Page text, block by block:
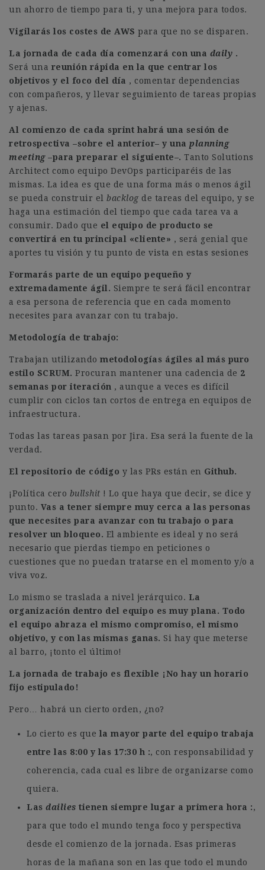
un ahorro de tiempo para ti, y una mejora para todos.
Vigilarás los costes de AWS para que no se disparen.
La jornada de cada día comenzará con una daily .
Será una reunión rápida en la que centrar los
objetivos y el foco del día , comentar dependencias
con compañeros, y llevar seguimiento de tareas propias
y ajenas.
Al comienzo de cada sprint habrá una sesión de
retrospectiva –sobre el anterior– y una planning
meeting –para preparar el siguiente–. Tanto Solutions
Architect como equipo DevOps participaréis de las
mismas. La idea es que de una forma más o menos ágil
se pueda construir el backlog de tareas del equipo, y se
haga una estimación del tiempo que cada tarea va a
consumir. Dado que el equipo de producto se
convertirá en tu principal «cliente» , será genial que
aportes tu visión y tu punto de vista en estas sesiones
Formarás parte de un equipo pequeño y
extremadamente ágil. Siempre te será fácil encontrar
a esa persona de referencia que en cada momento
necesites para avanzar con tu trabajo.
Metodología de trabajo:
Trabajan utilizando metodologías ágiles al más puro
estilo SCRUM. Procuran mantener una cadencia de 2
semanas por iteración , aunque a veces es difícil
cumplir con ciclos tan cortos de entrega en equipos de
infraestructura.
Todas las tareas pasan por Jira. Esa será la fuente de la
verdad.
El repositorio de código y las PRs están en Github.
¡Política cero bullshit ! Lo que haya que decir, se dice y
punto. Vas a tener siempre muy cerca a las personas
que necesites para avanzar con tu trabajo o para
resolver un bloqueo. El ambiente es ideal y no será
necesario que pierdas tiempo en peticiones o
cuestiones que no puedan tratarse en el momento y/o a
viva voz.
Lo mismo se traslada a nivel jerárquico. La
organización dentro del equipo es muy plana. Todo
el equipo abraza el mismo compromiso, el mismo
objetivo, y con las mismas ganas. Si hay que meterse
al barro, ¡tonto el último!
La jornada de trabajo es flexible ¡No hay un horario
fijo estipulado!
Pero… habrá un cierto orden, ¿no?
Lo cierto es que la mayor parte del equipo trabaja
entre las 8:00 y las 17:30 h
, con responsabilidad y
coherencia, cada cual es libre de organizarse como
quiera.
Las dailies tienen siempre lugar a primera hora
,
para que todo el mundo tenga foco y perspectiva
desde el comienzo de la jornada. Esas primeras
horas de la mañana son en las que todo el mundo